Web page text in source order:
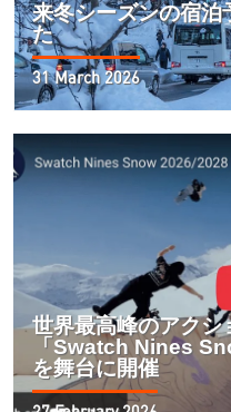
来冬シーズンの宿泊
た
31 March 2026
世界最高峰のアクシ
「Swatch Nines
を舞台に開催